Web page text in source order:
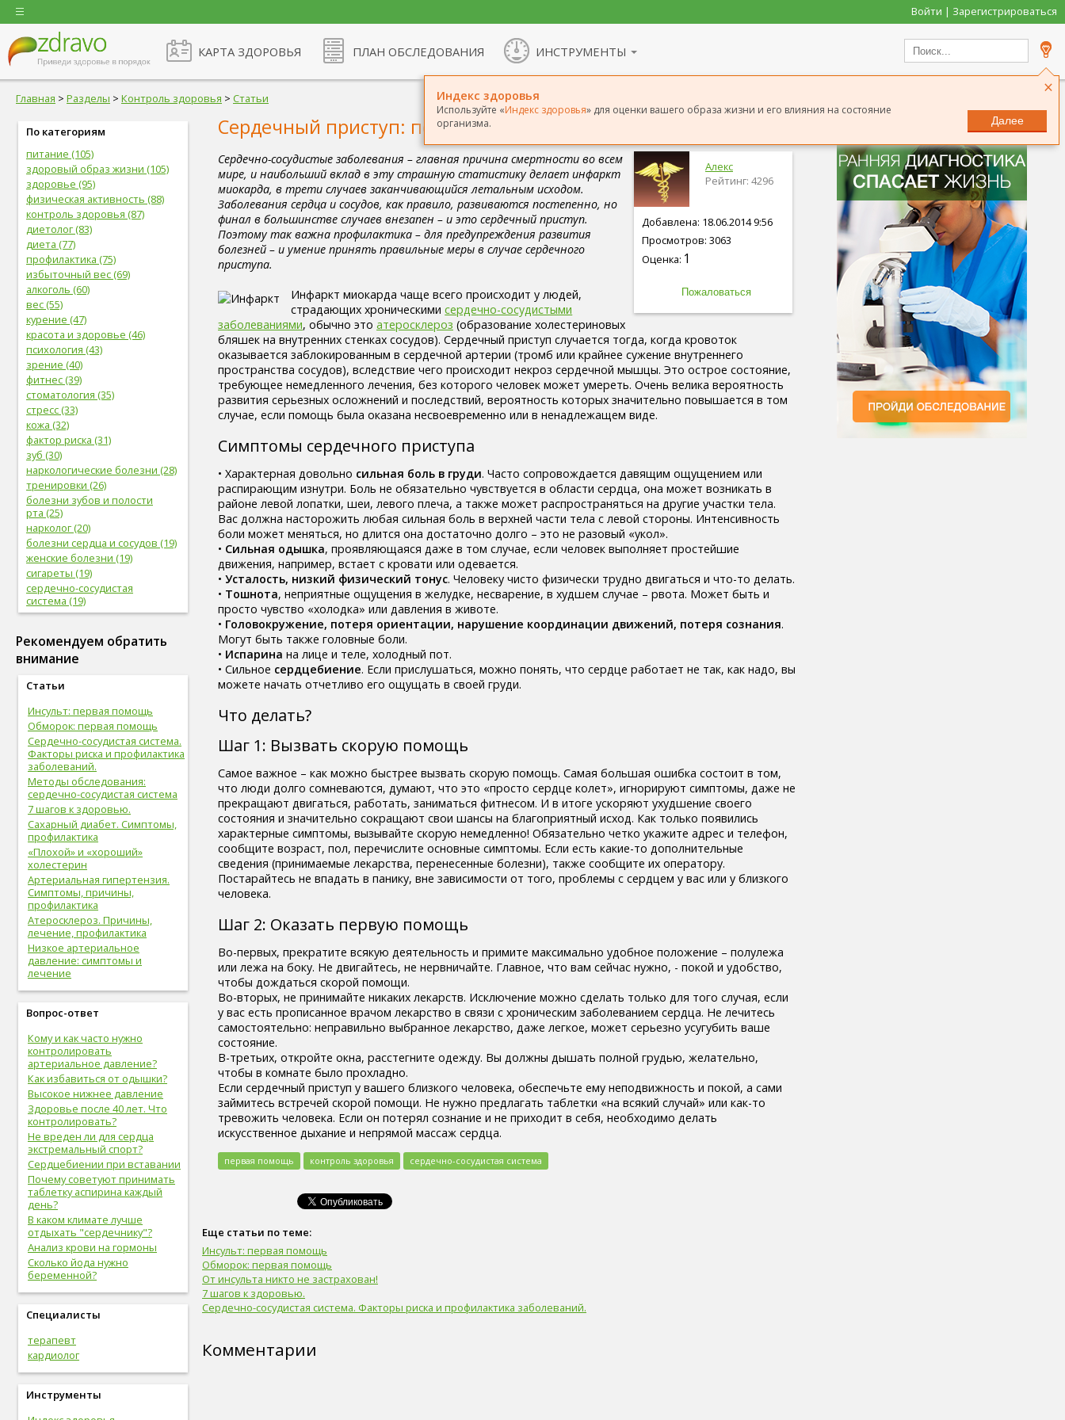
Войти | Зарегистрироваться
КАРТА ЗДОРОВЬЯ ПЛАН ОБСЛЕДОВАНИЯ ИНСТРУМЕНТЫ
×
Индекс здоровья
Используйте «Индекс здоровья» для оценки вашего образа жизни и его влияния на состояние
организма.
Далее
Главная > Разделы > Контроль здоровья > Статьи
По категориям
питание (105)
здоровый образ жизни (105)
здоровье (95)
физическая активность (88)
контроль здоровья (87)
диетолог (83)
диета (77)
профилактика (75)
избыточный вес (69)
алкоголь (60)
вес (55)
курение (47)
красота и здоровье (46)
психология (43)
зрение (40)
фитнес (39)
стоматология (35)
стресс (33)
кожа (32)
фактор риска (31)
зуб (30)
наркологические болезни (28)
тренировки (26)
болезни зубов и полости
рта (25)
нарколог (20)
болезни сердца и сосудов (19)
женские болезни (19)
сигареты (19)
сердечно-сосудистая
система (19)
женское здоровье (18)
спорт (17)
женская половая система (17)
лабораторные
здоровые привычки (16)
волосы (15)
витамины (14)
сон (14)
алкоголизм (13)
центральная нервная
система (13)
онкологические болезни (12)
инструментальное
исследование (11)
идеальный вес (11)
упражнения (11)
овощи (11)
мужская половая система (10)
психолог (10)
психотерапевт (10)
стоматолог (9)
психотерапия (9)
пищеварительная система (9)
спорт в большом городе (9)
дыхательная система (8)
вредные привычки (8)
беременность (8)
опорно-двигательная
система (8)
гигиена (8)
болезни желудочно-кишечного
тракта (8)
болезни опорно-двигательной
системы, травмы (8)
инфекционные болезни (8)
болезни органов дыхания (7)
урологические болезни (7)
мужские болезни (7)
антропометрия (7)
рот (7)
очки (7)
отбеливание зубов (7)
эндокринная система (7)
потенция (7)
депрессия (7)
зависимость (7)
близорукость (6)
скрининг (6)
Рекомендуем обратить
внимание
Статьи
Инсульт: первая помощь
Обморок: первая помощь
Сердечно-сосудистая система.
Факторы риска и профилактика
заболеваний.
Методы обследования:
сердечно-сосудистая система
7 шагов к здоровью.
Сахарный диабет. Симптомы,
профилактика
«Плохой» и «хороший»
холестерин
Артериальная гипертензия.
Симптомы, причины,
профилактика
Атеросклероз. Причины,
лечение, профилактика
Низкое артериальное
давление: симптомы и
лечение
Вопрос-ответ
Кому и как часто нужно
контролировать
артериальное давление?
Как избавиться от одышки?
Высокое нижнее давление
Здоровье после 40 лет. Что
контролировать?
Не вреден ли для сердца
экстремальный спорт?
Сердцебиении при вставании
Почему советуют принимать
таблетку аспирина каждый
день?
В каком климате лучше
отдыхать "сердечнику"?
Анализ крови на гормоны
Сколько йода нужно
беременной?
Специалисты
терапевт
кардиолог
Инструменты
Сердечный приступ: первая помощь
Алекс
Рейтинг: 4296
Добавлена: 18.06.2014 9:56
Просмотров: 3063
Оценка: 1
Сердечно-сосудистые заболевания – главная причина смертности во всем
мире, и наибольший вклад в эту страшную статистику делает инфаркт
миокарда, в трети случаев заканчивающийся летальным исходом.
Заболевания сердца и сосудов, как правило, развиваются постепенно, но
финал в большинстве случаев внезапен – и это сердечный приступ.
Поэтому так важна профилактика – для предупреждения развития
болезней – и умение принять правильные меры в случае сердечного
приступа.
Инфаркт миокарда чаще всего происходит у людей,
страдающих хроническимисердечно-сосудистыми
заболеваниями, обычно это атеросклероз (образование холестериновых
бляшек на внутренних стенках сосудов). Сердечный приступ случается тогда, когда кровоток
оказывается заблокированным в сердечной артерии (тромб или крайнее сужение внутреннего
пространства сосудов), вследствие чего происходит некроз сердечной мышцы. Это острое состояние,
требующее немедленного лечения, без которого человек может умереть. Очень велика вероятность
развития серьезных осложнений и последствий, вероятность которых значительно повышается в том
случае, если помощь была оказана несвоевременно или в ненадлежащем виде.
Симптомы сердечного приступа
• Характерная довольно сильная боль в груди. Часто сопровождается давящим ощущением или
распирающим изнутри. Боль не обязательно чувствуется в области сердца, она может возникать в
районе левой лопатки, шеи, левого плеча, а также может распространяться на другие участки тела.
Вас должна насторожить любая сильная боль в верхней части тела с левой стороны. Интенсивность
боли может меняться, но длится она достаточно долго – это не разовый «укол».
• Сильная одышка, проявляющаяся даже в том случае, если человек выполняет простейшие
движения, например, встает с кровати или одевается.
• Усталость, низкий физический тонус. Человеку чисто физически трудно двигаться и что-то делать.
• Тошнота, неприятные ощущения в желудке, несварение, в худшем случае – рвота. Может быть и
просто чувство «холодка» или давления в животе.
• Головокружение, потеря ориентации, нарушение координации движений, потеря сознания.
Могут быть также головные боли.
• Испарина на лице и теле, холодный пот.
• Сильное сердцебиение. Если прислушаться, можно понять, что сердце работает не так, как надо, вы
можете начать отчетливо его ощущать в своей груди.
Что делать?
Шаг 1: Вызвать скорую помощь
Самое важное – как можно быстрее вызвать скорую помощь. Самая большая ошибка состоит в том,
что люди долго сомневаются, думают, что это «просто сердце колет», игнорируют симптомы, даже не
прекращают двигаться, работать, заниматься фитнесом. И в итоге ускоряют ухудшение своего
состояния и значительно сокращают свои шансы на благоприятный исход. Как только появились
характерные симптомы, вызывайте скорую немедленно! Обязательно четко укажите адрес и телефон,
сообщите возраст, пол, перечислите основные симптомы. Если есть какие-то дополнительные
сведения (принимаемые лекарства, перенесенные болезни), также сообщите их оператору.
Постарайтесь не впадать в панику, вне зависимости от того, проблемы с сердцем у вас или у близкого
человека.
Шаг 2: Оказать первую помощь
Во-первых, прекратите всякую деятельность и примите максимально удобное положение – полулежа
или лежа на боку. Не двигайтесь, не нервничайте. Главное, что вам сейчас нужно, - покой и удобство,
чтобы дождаться скорой помощи.
Во-вторых, не принимайте никаких лекарств. Исключение можно сделать только для того случая, если
у вас есть прописанное врачом лекарство в связи с хроническим заболеванием сердца. Не лечитесь
самостоятельно: неправильно выбранное лекарство, даже легкое, может серьезно усугубить ваше
состояние.
В-третьих, откройте окна, расстегните одежду. Вы должны дышать полной грудью, желательно,
чтобы в комнате было прохладно.
Если сердечный приступ у вашего близкого человека, обеспечьте ему неподвижность и покой, а сами
займитесь встречей скорой помощи. Не нужно предлагать таблетки «на всякий случай» или как-то
тревожить человека. Если он потерял сознание и не приходит в себя, необходимо делать
искусственное дыхание и непрямой массаж сердца.
первая помощь контроль здоровья сердечно-сосудистая система
Еще статьи по теме:
Инсульт: первая помощь
Обморок: первая помощь
От инсульта никто не застрахован!
7 шагов к здоровью.
Сердечно-сосудистая система. Факторы риска и профилактика заболеваний.
Комментарии